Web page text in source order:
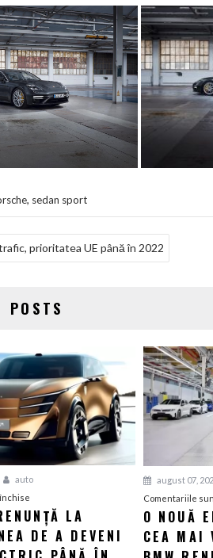
, sedan sport
prioritatea UE până în 2022
POSTS
auto
Peugeot
renunță
la
LA
DE A DEVENI
august 07,
Comentariile
O NOUĂ
CEA MAI